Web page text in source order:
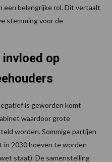
een belangrijke rol. Dit vertaalt
stemming voor de
op
is geworden komt
waardoor grote
worden. Sommige partijen
2030 hoeven te worden
staat). De samenstelling